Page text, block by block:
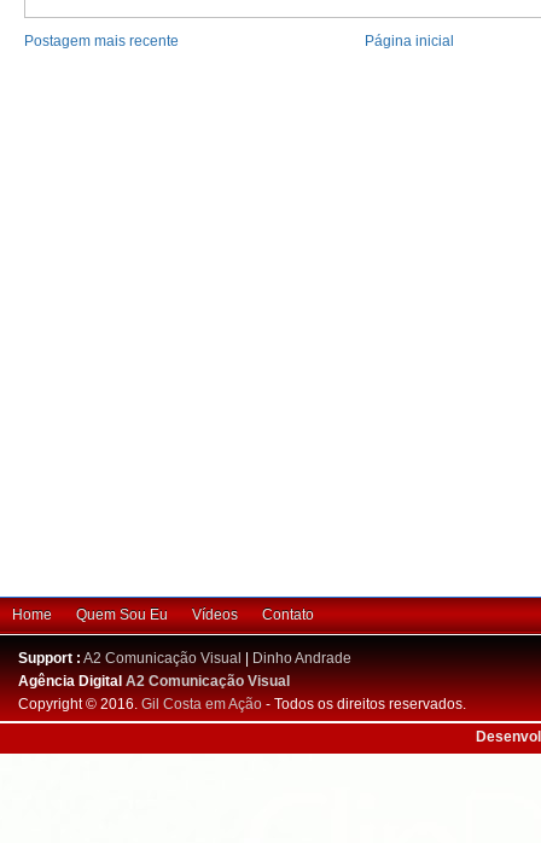
Postagem mais recente Página inicial
Home Quem Sou Eu Vídeos Contato
Support : A2 Comunicação Visual
Dinho Andrade
Agência DigitalA2 Comunicação Visual
Copyright © 2016. Gil Costa em Ação - Todos os direitos reservados.